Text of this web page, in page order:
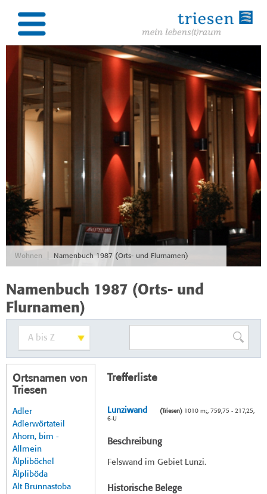
Wohnen Namenbuch 1987 (Orts- und Flurnamen)
Namenbuch 1987 (Orts- und
Flurnamen)
Ortsnamen von
Triesen
Adler
Adlerwörtateil
Ahorn, bim -
Allmein
Älpliböchel
Älpliböda
Alt Brunnastoba
Trefferliste
Lunziwand (Triesen)1010 m;, 759,75 - 217,25,
6-U
Beschreibung
Felswand im Gebiet Lunzi.
Historische Belege